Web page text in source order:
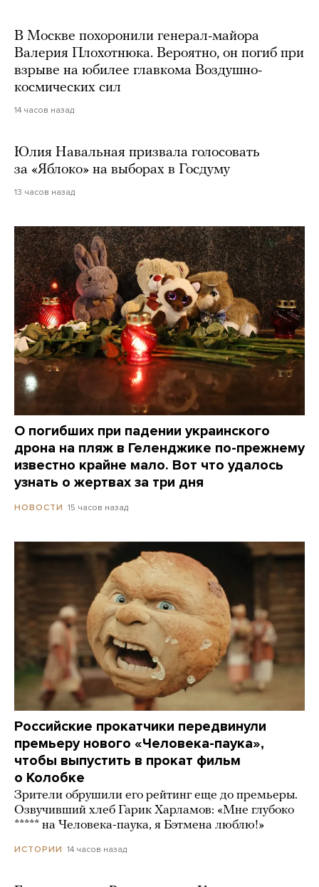
В Москве похоронили генерал-майора
Валерия Плохотнюка. Вероятно, он погиб при
взрыве на юбилее главкома Воздушно-
космических сил
14 часов назад
Юлия Навальная призвала голосовать
за «Яблоко» на выборах в Госдуму
13 часов назад
О погибших при падении украинского
дрона на пляж в Геленджике по-прежнему
известно крайне мало. Вот что удалось
узнать о жертвах за три дня
НОВОСТИ 15 часов назад
Российские прокатчики передвинули
премьеру нового «Человека-паука»,
чтобы выпустить в прокат фильм
о Колобке
Зрители обрушили его рейтинг еще до премьеры.
Озвучивший хлеб Гарик Харламов: «Мне глубоко
***** на Человека-паука, я Бэтмена люблю!»
ИСТОРИИ 14 часов назад